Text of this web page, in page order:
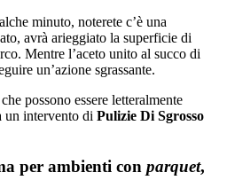
minuto, noterete c’è una
avrà arieggiato la superficie di
Mentre l’aceto unito al succo di
un’azione sgrassante.
possono essere letteralmente
un intervento di Pulizie Di Sgrosso
per ambienti con parquet,